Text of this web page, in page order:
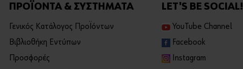
ΠΡΟΪΟΝΤΑ & ΣΥΣΤΗΜΑΤΑ
Γενικός Κατάλογος Προϊόντων
Βιβλιοθήκη Εντύπων
Προσφορές
LET'S BE SOCIAL!
YouTube Channel
Facebook
Instagram